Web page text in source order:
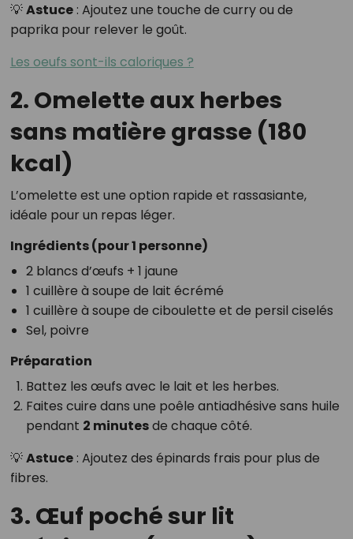
💡Astuce: Ajoutez une touche de curry ou de
paprika pour relever le goût.
Les oeufs sont-ils caloriques ?
2. Omelette aux herbes
sans matière grasse (180
kcal)
L’omelette est une option rapide et rassasiante,
idéale pour un repas léger.
Ingrédients (pour 1 personne)
2 blancs d’œufs + 1 jaune
1 cuillère à soupe de lait écrémé
1 cuillère à soupe de ciboulette et de persil ciselés
Sel, poivre
Préparation
Battez les œufs avec le lait et les herbes.
Faites cuire dans une poêle antiadhésive sans huile
pendant 2 minutesde chaque côté.
💡Astuce: Ajoutez des épinards frais pour plus de
fibres.
3. Œuf poché sur lit